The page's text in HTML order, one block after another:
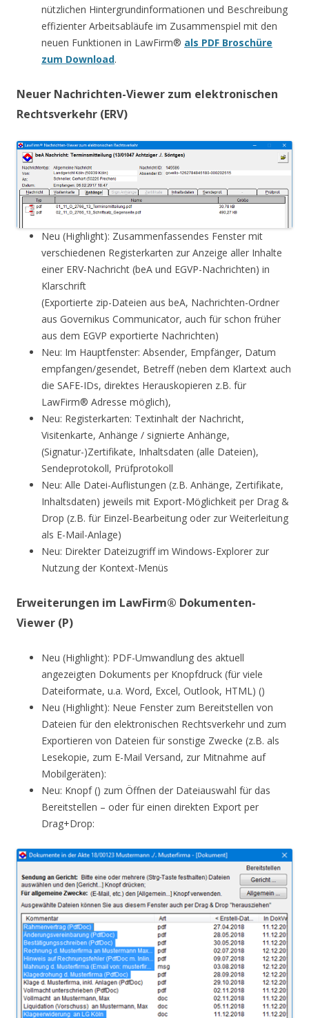
nützlichen Hintergrundinformationen und Beschreibung
effizienter Arbeitsabläufe im Zusammenspiel mit den
neuen Funktionen in LawFirm® als PDF Broschüre
zum Download.
Neuer Nachrichten-Viewer zum elektronischen
Rechtsverkehr (ERV)
Neu (Highlight): Zusammenfassendes Fenster mit
verschiedenen Registerkarten zur Anzeige aller Inhalte
einer ERV-Nachricht (beA und EGVP-Nachrichten) in
Klarschrift
(Exportierte zip-Dateien aus beA, Nachrichten-Ordner
aus Governikus Communicator, auch für schon früher
aus dem EGVP exportierte Nachrichten)
Neu: Im Hauptfenster: Absender, Empfänger, Datum
empfangen/gesendet, Betreff (neben dem Klartext auch
die SAFE-IDs, direktes Herauskopieren z.B. für
LawFirm® Adresse möglich),
Neu: Registerkarten: Textinhalt der Nachricht,
Visitenkarte, Anhänge / signierte Anhänge,
(Signatur-)Zertifikate, Inhaltsdaten (alle Dateien),
Sendeprotokoll, Prüfprotokoll
Neu: Alle Datei-Auflistungen (z.B. Anhänge, Zertifikate,
Inhaltsdaten) jeweils mit Export-Möglichkeit per Drag &
Drop (z.B. für Einzel-Bearbeitung oder zur Weiterleitung
als E-Mail-Anlage)
Neu: Direkter Dateizugriff im Windows-Explorer zur
Nutzung der Kontext-Menüs
Erweiterungen im LawFirm® Dokumenten-
Viewer (P)
Neu (Highlight): PDF-Umwandlung des aktuell
angezeigten Dokuments per Knopfdruck (für viele
Dateiformate, u.a. Word, Excel, Outlook, HTML) ()
Neu (Highlight): Neue Fenster zum Bereitstellen von
Dateien für den elektronischen Rechtsverkehr und zum
Exportieren von Dateien für sonstige Zwecke (z.B. als
Lesekopie, zum E-Mail Versand, zur Mitnahme auf
Mobilgeräten):
Neu: Knopf () zum Öffnen der Dateiauswahl für das
Bereitstellen – oder für einen direkten Export per
Drag+Drop: